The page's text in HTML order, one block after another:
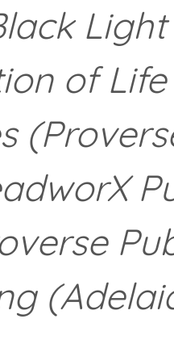
Light
of Life